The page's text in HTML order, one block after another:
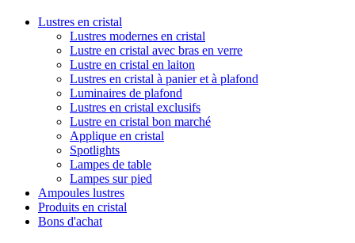
Lustres en cristal
Lustres modernes en cristal
Lustre en cristal avec bras en verre
Lustre en cristal en laiton
Lustres en cristal à panier et à plafond
Luminaires de plafond
Lustres en cristal exclusifs
Lustre en cristal bon marché
Applique en cristal
Spotlights
Lampes de table
Lampes sur pied
Ampoules lustres
Produits en cristal
Bons d'achat